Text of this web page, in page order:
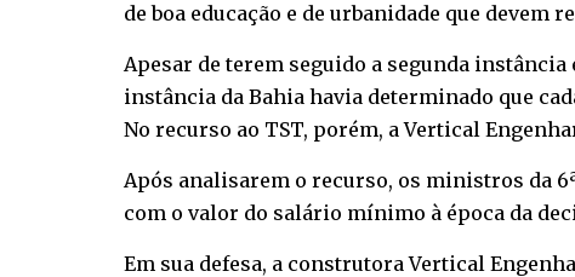
de boa educação e de urbanidade que
Apesar de terem seguido a segunda
instância da Bahia havia determinado que
No recurso ao TST, porém, a Vertical
Após analisarem o recurso, os ministros da
com o valor do salário mínimo à época da
Em sua defesa, a construtora Vertical